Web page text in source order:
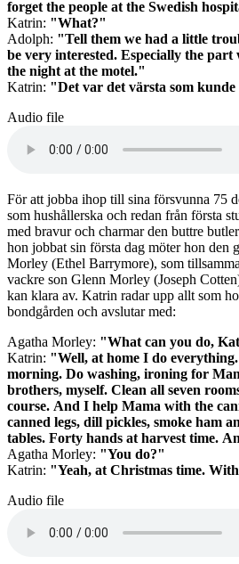
forget the people at the Swedish
Katrin: "What?"
Adolph: "Tell them we had a little
be very interested. Especially the part
the night at the motel."
Katrin: "Det var det värsta som
Audio file
För att jobba ihop till sina försvunna 75
som hushållerska och redan från första
med bravur och charmar den buttre
hon jobbat sin första dag möter hon den
Morley (Ethel Barrymore), som
vackre son Glenn Morley (Joseph
kan klara av. Katrin radar upp allt som
bondgården och avslutar med:
Agatha Morley: "What can you do,
Katrin: "Well, at home I do
morning. Do washing, ironing for
brothers, myself. Clean all seven
course. And I help Mama with the
canned legs, dill pickles, smoke ham
tables. Forty hands at harvest time.
Agatha Morley: "You do?"
Katrin: "Yeah, at Christmas time.
Audio file